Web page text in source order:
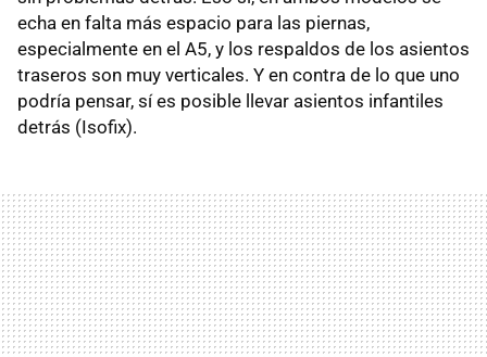
echa en falta más espacio para las piernas,
especialmente en el A5, y los respaldos de los asientos
traseros son muy verticales. Y en contra de lo que uno
podría pensar, sí es posible llevar asientos infantiles
detrás (Isofix).